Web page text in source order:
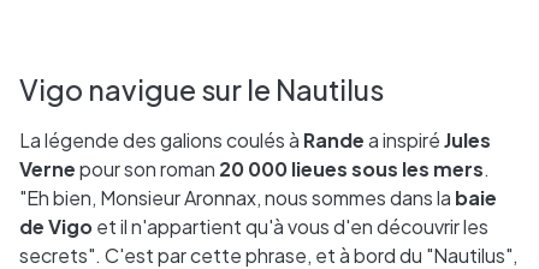
Vigo navigue sur le Nautilus
La légende des galions coulés à Randea inspiréJules
Vernepour son roman 20 000 lieues sous les mers.
"Eh bien, Monsieur Aronnax, nous sommes dans la baie
de Vigoet il n'appartient qu'à vous d'en découvrir les
secrets". C'est par cette phrase, et à bord du "Nautilus",